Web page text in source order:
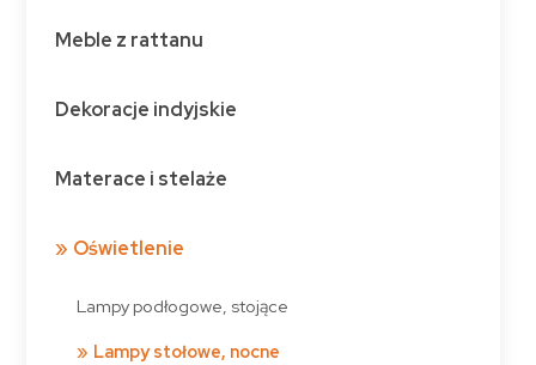
Meble z rattanu
Dekoracje indyjskie
Materace i stelaże
Oświetlenie
Lampy podłogowe, stojące
Lampy stołowe, nocne